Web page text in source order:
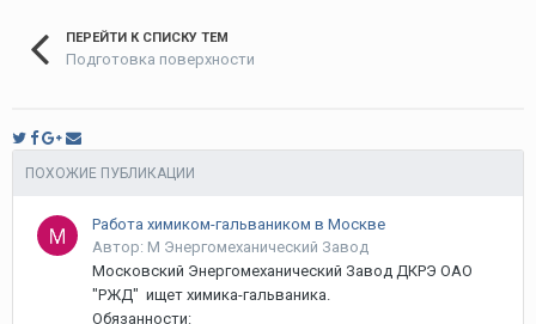
ПЕРЕЙТИ К СПИСКУ ТЕМ
Подготовка поверхности
ПОХОЖИЕ ПУБЛИКАЦИИ
Работа химиком-гальваником в Москве
Автор: М Энергомеханический Завод
Московский Энергомеханический Завод ДКРЭ ОАО
"РЖД" ищет химика-гальваника.
Обязанности: